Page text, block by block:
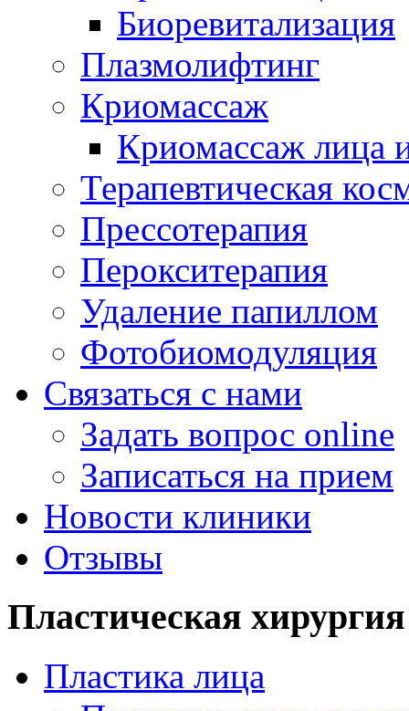
Биоревитализация
Плазмолифтинг
Криомассаж
Криомассаж лица
Терапевтическая
Прессотерапия
Перокситерапия
Удаление папиллом
Фотобиомодуляция
Связаться с нами
Задать вопрос online
Записаться на прием
Новости клиники
Отзывы
Пластическая хирургия
Пластика лица